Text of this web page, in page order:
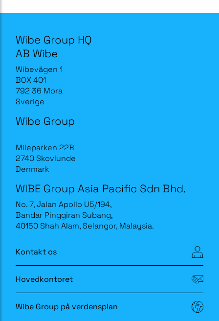
Wibe Group HQ
AB Wibe
Wibevägen 1
BOX 401
792 36 Mora
Sverige
Wibe Group
Mileparken 22B
2740 Skovlunde
Denmark
WIBE Group Asia Pacific Sdn Bhd.
No. 7, Jalan Apollo U5/194,
Bandar Pinggiran Subang,
40150 Shah Alam, Selangor, Malaysia.
Kontakt os
Hovedkontoret
Wibe Group på verdensplan